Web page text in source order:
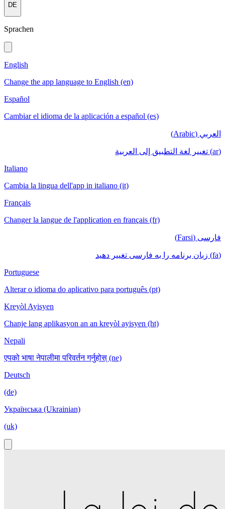
DE
Sprachen
English
Change the app language to English (en)
Español
Cambiar el idioma de la aplicación a español (es)
العربي (Arabic)
(ar) تغيير لغة التطبيق إلى العربية
Italiano
Cambia la lingua dell'app in italiano (it)
Français
Changer la langue de l'application en français (fr)
فارسی (Farsi)
(fa) زبان برنامه را به فارسی تغییر دهید
Portuguese
Alterar o idioma do aplicativo para português (pt)
Kreyòl Ayisyen
Chanje lang aplikasyon an an kreyòl ayisyen (ht)
Nepali
एपको भाषा नेपालीमा परिवर्तन गर्नुहोस् (ne)
Deutsch
(de)
Українська (Ukrainian)
(uk)